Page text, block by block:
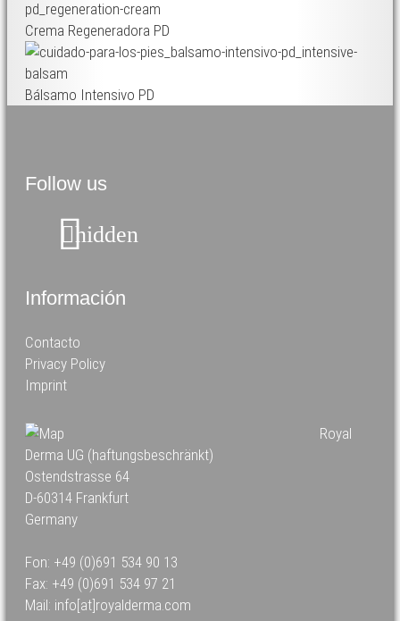
Crema Regeneradora PD
Bálsamo Intensivo PD
Follow us
hidden
Información
Contacto
Privacy Policy
Imprint
Royal
Derma UG (haftungsbeschränkt)
Ostendstrasse 64
D-60314 Frankfurt
Germany
Fon: +49 (0)691 534 90 13
Fax: +49 (0)691 534 97 21
Mail: info[at]royalderma.com